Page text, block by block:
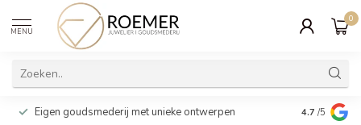
MENU
0
Eigen goudsmederij met unieke ontwerpen Wij
cadeau
4.7 /5